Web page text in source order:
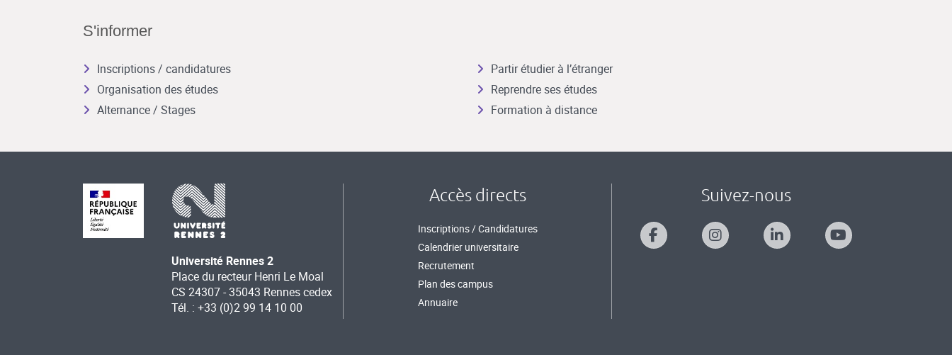
S'informer
Inscriptions / candidatures
Organisation des études
Alternance / Stages
Partir étudier à l’étranger
Reprendre ses études
Formation à distance
Université Rennes 2
Place du recteur Henri Le Moal
CS 24307 - 35043 Rennes cedex
Tél. : +33 (0)2 99 14 10 00
Accès directs
Inscriptions / Candidatures
Calendrier universitaire
Recrutement
Plan des campus
Annuaire
Suivez-nous